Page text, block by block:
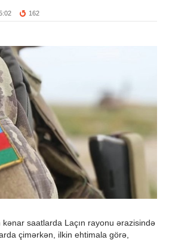
162
saatlarda Laçın rayonu ərazisində
çimərkən, ilkin ehtimala görə,